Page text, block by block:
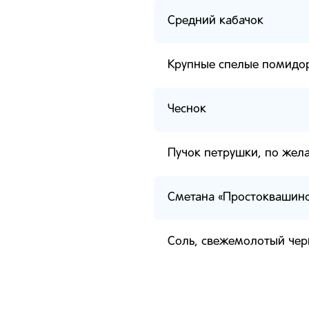
Средний кабачок
Крупные спелые
Чеснок
Пучок петрушки, по
Сметана
Соль, свежемолотый